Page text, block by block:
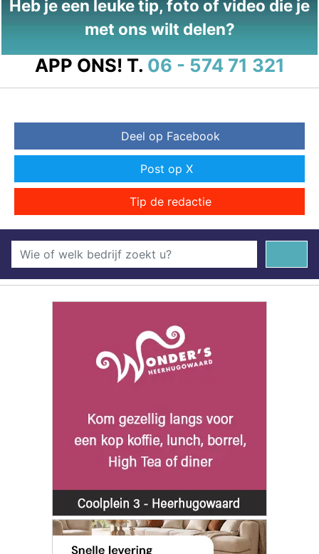
Heb je een leuke tip, foto of video die je
met ons wilt delen?
APP ONS! T. 06 - 574 71 321
Deel op Facebook
Post op X
Tip de redactie